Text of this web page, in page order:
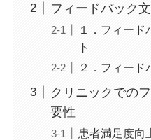
フィードバック
１．フィード
ト
２．フィード
クリニックでの
要性
患者満足度向